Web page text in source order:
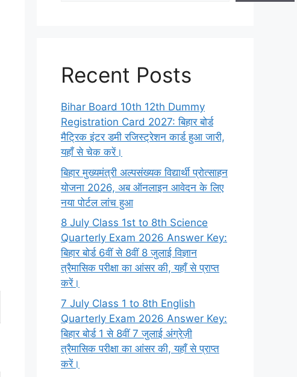
Recent Posts
Bihar Board 10th 12th Dummy
Registration Card 2027: बिहार बोर्ड
मैट्रिक इंटर डमी रजिस्ट्रेशन कार्ड हुआ जारी,
यहाँ से चेक करें।
बिहार मुख्यमंत्री अल्पसंख्यक विद्यार्थी प्रोत्साहन
योजना 2026, अब ऑनलाइन आवेदन के लिए
नया पोर्टल लांच हुआ
8 July Class 1st to 8th Science
Quarterly Exam 2026 Answer Key:
बिहार बोर्ड 6वीं से 8वीं 8 जुलाई विज्ञान
त्रैमासिक परीक्षा का आंसर की, यहाँ से प्राप्त
करें।
7 July Class 1 to 8th English
Quarterly Exam 2026 Answer Key:
बिहार बोर्ड 1 से 8वीं 7 जुलाई अंग्रेज़ी
त्रैमासिक परीक्षा का आंसर की, यहाँ से प्राप्त
करें।